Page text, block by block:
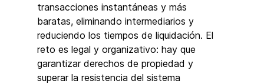
transacciones instantáneas y más
baratas, eliminando intermediarios y
reduciendo los tiempos de liquidación. El
reto es legal y organizativo: hay que
garantizar derechos de propiedad y
superar la resistencia del sistema